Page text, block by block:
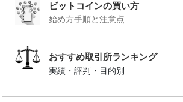
ビットコインの買い方
始め方手順と注意点
おすすめ取引所ランキング
実績・評判・目的別